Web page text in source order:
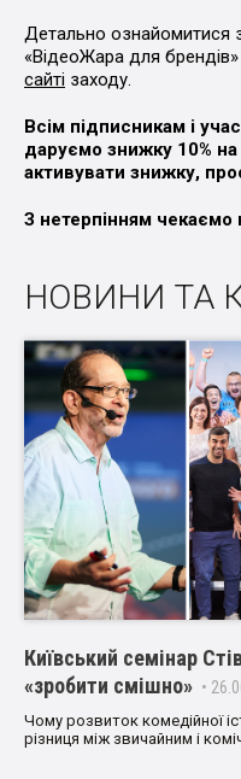
Детально ознайомитися
«ВідеоЖара для
сайті заходу.
Всім підписникам і
даруємо знижку 10%
активувати знижку,
З нетерпінням чекаємо
НОВИНИ ТА
Київський семінар
«зробити смішно» •
Чому розвиток комедійної
різниця між звичайним і